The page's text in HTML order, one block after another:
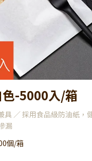
-5000入/箱
具 ／ 採用食品級防油紙，
漏
個/箱